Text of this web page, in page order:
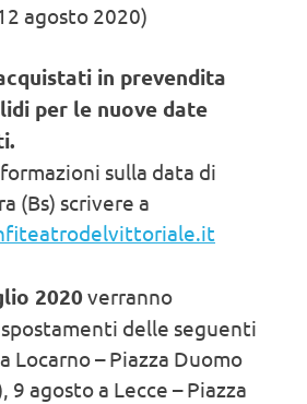
agosto 2020)
in prevendita
per le nuove date
sulla data di
(Bs) scrivere a
2020verranno
delle seguenti
Locarno – Piazza Duomo
9 agosto a Lecce – Piazza